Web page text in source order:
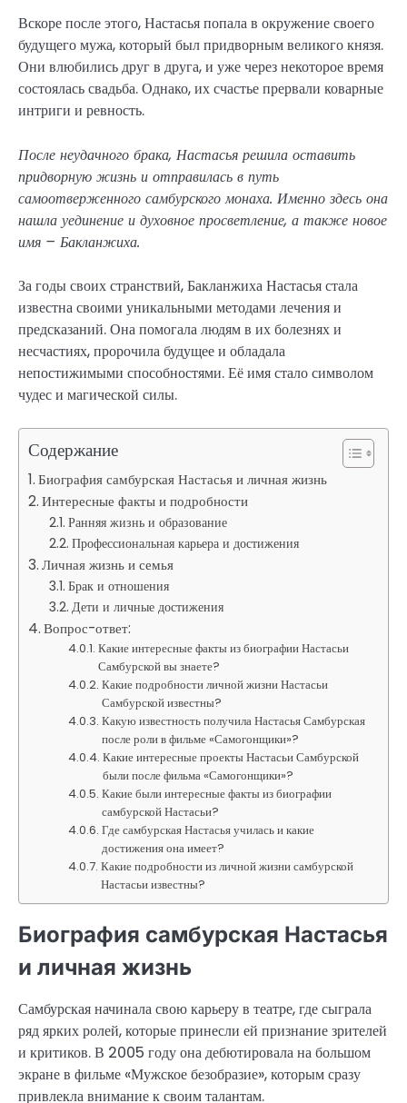
Вскоре после этого, Настасья попала в окружение своего
будущего мужа, который был придворным великого князя.
Они влюбились друг в друга, и уже через некоторое время
состоялась свадьба. Однако, их счастье прервали коварные
интриги и ревность.
После неудачного брака, Настасья решила оставить
придворную жизнь и отправилась в путь
самоотверженного самбурского монаха. Именно здесь она
нашла уединение и духовное просветление, а также новое
имя – Бакланжиха.
За годы своих странствий, Бакланжиха Настасья стала
известна своими уникальными методами лечения и
предсказаний. Она помогала людям в их болезнях и
несчастиях, пророчила будущее и обладала
непостижимыми способностями. Её имя стало символом
чудес и магической силы.
Содержание
Биография самбурская Настасья и личная жизнь
Интересные факты и подробности
Ранняя жизнь и образование
Профессиональная карьера и достижения
Личная жизнь и семья
Брак и отношения
Дети и личные достижения
Вопрос-ответ:
Какие интересные факты из биографии Настасьи
Самбурской вы знаете?
Какие подробности личной жизни Настасьи
Самбурской известны?
Какую известность получила Настасья Самбурская
после роли в фильме «Самогонщики»?
Какие интересные проекты Настасьи Самбурской
были после фильма «Самогонщики»?
Какие были интересные факты из биографии
самбурской Настасьи?
Где самбурская Настасья училась и какие
достижения она имеет?
Какие подробности из личной жизни самбурской
Настасьи известны?
Биография самбурская Настасья
и личная жизнь
Самбурская начинала свою карьеру в театре, где сыграла
ряд ярких ролей, которые принесли ей признание зрителей
и критиков. В 2005 году она дебютировала на большом
экране в фильме «Мужское безобразие», которым сразу
привлекла внимание к своим талантам.